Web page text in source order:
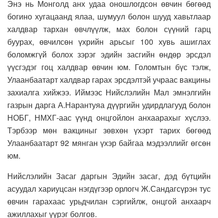
Энэ нь Монголд анх удаа оношлогдсон өвчин бөгөөд
богино хугацаанд ялаа, шумуул болон шууд хавьтлаар
халдвар тархан өвчлүүлж, мах болон сүүний гарц
буурах, өвчилсөн үхрийн арьсыг 100 хувь ашиглах
боломжгүй болох зэрэг эдийн засгийн өндөр эрсдэл
үүсгэдэг гоц халдвар өвчин юм. Голомтын бүс тэлж,
Улаанбаатарт халдвар гарах эрсдэлтэй учраас вакцины
захиалга хийжээ. Иймээс Нийслэлийн Мал эмнэлгийн
газрын дарга А.Нарантуяа дүүргийн удирдлагууд болон
НОБГ, НМХГ-аас үүнд онцгойлон анхаарахыг хүслээ.
Тэрбээр мөн вакциныг зөвхөн үхэрт тарих бөгөөд
Улаанбаатарт 92 мянган үхэр байгаа мэдээллийг өгсөн
юм.
Нийслэлийн Засаг даргын Эдийн засаг, дэд бүтцийн
асуудал хариуцсан нэгдүгээр орлогч Ж.Сандагсүрэн тус
өвчин гарахаас урьдчилан сэргийлж, онцгой анхаарч
ажиллахыг үүрэг болгов.